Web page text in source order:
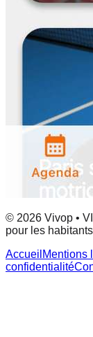
© 2026 Vivop •
pour les
Accueil Mentions
confidentialité